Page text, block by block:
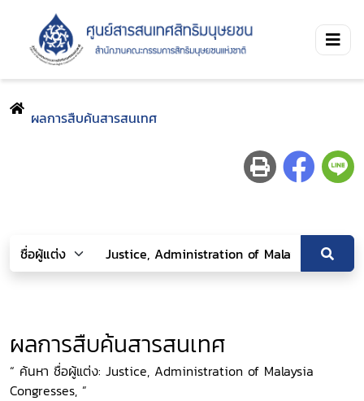
ผลการสืบค้นสารสนเทศ
ผลการสืบค้นสารสนเทศ
“ ค้นหา ชื่อผู้แต่ง: Justice, Administration of Malaysia
Congresses, ”